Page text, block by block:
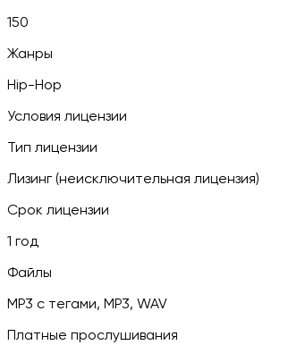
150
Жанры
Hip-Hop
Условия лицензии
Тип лицензии
Лизинг (неисключительная лицензия)
Срок лицензии
1 год
Файлы
MP3 c тегами, MP3, WAV
Платные прослушивания